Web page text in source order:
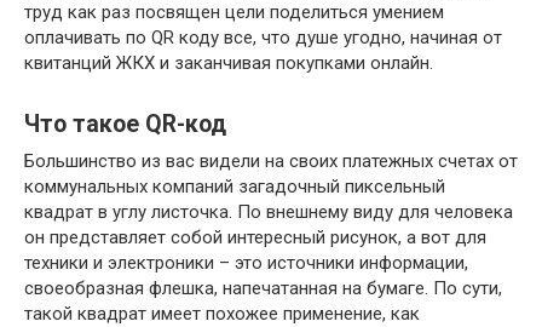
труд как раз посвящен цели поделиться умением
оплачивать по QR коду все, что душе угодно, начиная от
квитанций ЖКХ и заканчивая покупками онлайн.
Что такое QR-код
Большинство из вас видели на своих платежных счетах от
коммунальных компаний загадочный пиксельный
квадрат в углу листочка. По внешнему виду для человека
он представляет собой интересный рисунок, а вот для
техники и электроники – это источники информации,
своеобразная флешка, напечатанная на бумаге. По сути,
такой квадрат имеет похожее применение, как